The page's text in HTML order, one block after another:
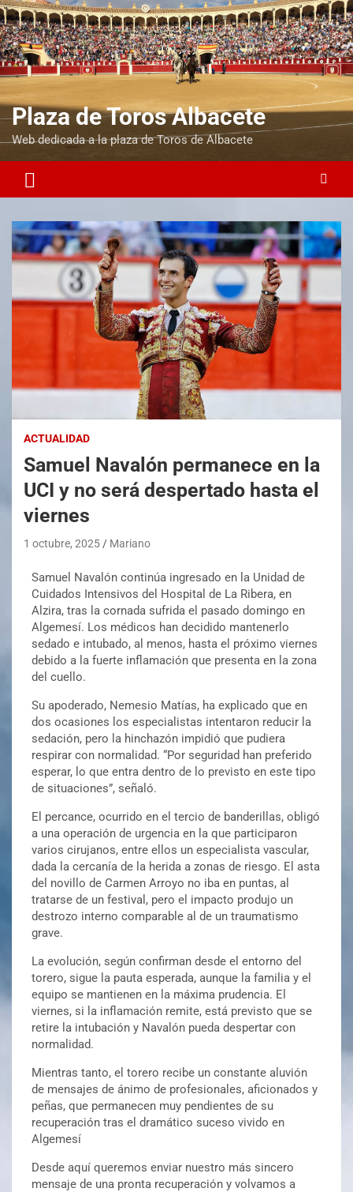
Plaza de Toros Albacete
Web dedicada a la plaza de Toros de Albacete
ACTUALIDAD
Samuel Navalón permanece en la
UCI y no será despertado hasta el
viernes
1 octubre, 2025 Mariano
Samuel Navalón continúa ingresado en la Unidad de
Cuidados Intensivos del Hospital de La Ribera, en
Alzira, tras la cornada sufrida el pasado domingo en
Algemesí. Los médicos han decidido mantenerlo
sedado e intubado, al menos, hasta el próximo viernes
debido a la fuerte inflamación que presenta en la zona
del cuello.
Su apoderado, Nemesio Matías, ha explicado que en
dos ocasiones los especialistas intentaron reducir la
sedación, pero la hinchazón impidió que pudiera
respirar con normalidad. “Por seguridad han preferido
esperar, lo que entra dentro de lo previsto en este tipo
de situaciones”, señaló.
El percance, ocurrido en el tercio de banderillas, obligó
a una operación de urgencia en la que participaron
varios cirujanos, entre ellos un especialista vascular,
dada la cercanía de la herida a zonas de riesgo. El asta
del novillo de Carmen Arroyo no iba en puntas, al
tratarse de un festival, pero el impacto produjo un
destrozo interno comparable al de un traumatismo
grave.
La evolución, según confirman desde el entorno del
torero, sigue la pauta esperada, aunque la familia y el
equipo se mantienen en la máxima prudencia. El
viernes, si la inflamación remite, está previsto que se
retire la intubación y Navalón pueda despertar con
normalidad.
Mientras tanto, el torero recibe un constante aluvión
de mensajes de ánimo de profesionales, aficionados y
peñas, que permanecen muy pendientes de su
recuperación tras el dramático suceso vivido en
Algemesí
Desde aquí queremos enviar nuestro más sincero
mensaje de una pronta recuperación y volvamos a